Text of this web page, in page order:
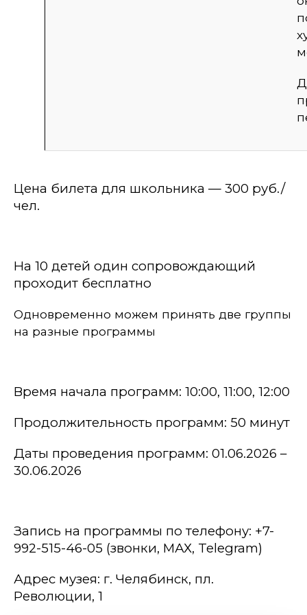
Цена билета для школьника — 300 руб./
чел.
На 10 детей один сопровождающий
проходит бесплатно
Одновременно можем принять две группы
на разные программы
Время начала программ: 10:00, 11:00, 12:00
Продолжительность программ: 50 минут
Даты проведения программ: 01.06.2026 –
30.06.2026
Запись на программы по телефону: +7-
992-515-46-05 (звонки, МАХ, Telegram)
Адрес музея: г. Челябинск, пл.
Революции, 1